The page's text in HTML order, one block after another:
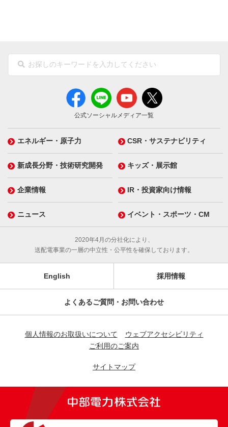
公式ソーシャルメディア一覧
エネルギー・原子力 CSR・サステナビリティ
新成長分野・技術研究開発 キッズ・展示館
企業情報 IR・投資家向け情報
ニュース イベント・スポーツ・CM
2020年4月の分社化により、
送配電事業の一層の中立性・公平性を確保しております。
English 採用情報
よくあるご質問・お問い合わせ
個人情報のお取扱いについて
ウェブアクセシビリティ
ご利用のご案内
サイトマップ